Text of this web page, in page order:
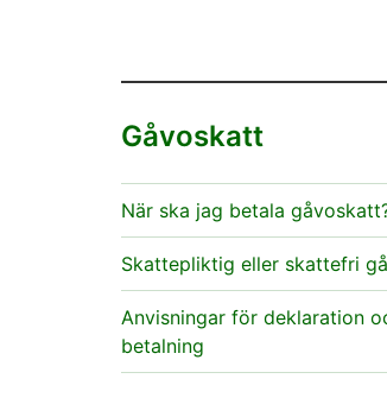
Gåvoskatt
När ska jag betala
Skattepliktig eller skattefri
Anvisningar för deklaration
betalning